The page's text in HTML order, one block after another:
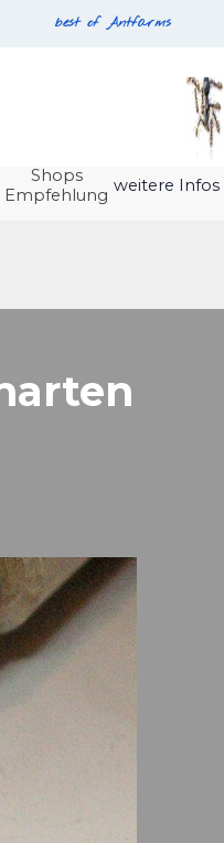
Shops
Empfehlung weitere Infos
best of Antfarms